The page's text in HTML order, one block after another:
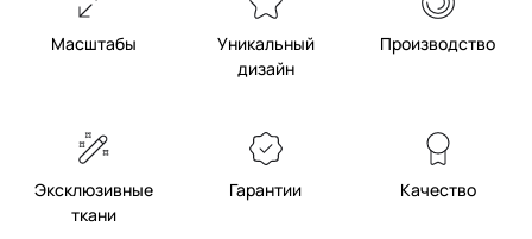
Масштабы
Уникальный
дизайн
Производство
Эксклюзивные
ткани
Гарантии Качество